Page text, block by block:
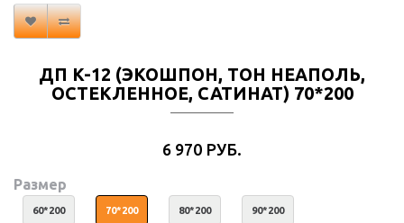
ДП K-12 (ЭКОШПОН, ТОН НЕАПОЛЬ,
ОСТЕКЛЕННОЕ, САТИНАТ) 70*200
6 970 РУБ.
Размер
60*200 70*200 80*200 90*200